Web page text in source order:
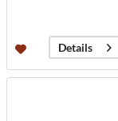
Details